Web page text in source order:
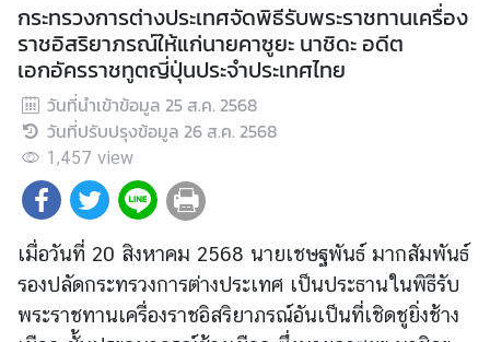
ะ
ท
ร
ว
ง
ก
า
ร
ต่
า
ง
ป
กระทรวงการต่างประเทศจัดพิธีรับพระราชทานเครื่อง
ราชอิสริยาภรณ์ให้แก่นายคาซูยะ นาชิดะ อดีต
เอกอัครราชทูตญี่ปุ่นประจำประเทศไทย
วันที่นำเข้าข้อมูล 25 ส.ค. 2568
วันที่ปรับปรุงข้อมูล 26 ส.ค. 2568
1,457 view
เมื่อวันที่ 20 สิงหาคม 2568 นายเชษฐพันธ์ มากสัมพันธ์
รองปลัดกระทรวงการต่างประเทศ เป็นประธานในพิธีรับ
พระราชทานเครื่องราชอิสริยาภรณ์อันเป็นที่เชิดชูยิ่งช้าง